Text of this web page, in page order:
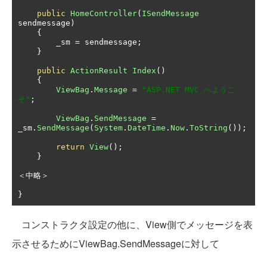
public HomeController( ISendMessage
sendmessage )
{
        _sm
= sendmessage ;
}
public ActionResult Index ()
{
ViewBag . Message =
"ASP.NET MVC へようこ
そ" ;
ViewBag . SendMessage =
_sm . SendMessage ( System . DateTime . Now . ToString ());
return View();
}
＜中略＞
}
コンストラクタ設定の他に、View側でメッセージを表
示させるためにViewBag.SendMessageに対して